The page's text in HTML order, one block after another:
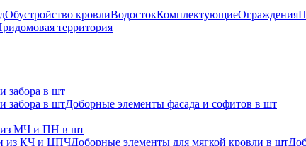
Обустройство кровлиВодостокКомплектующиеОграждения
территория
забора в шт
забора в штДоборные элементы фасада и софитов в шт
из МЧ и ПН в шт
из КЧ и ЦПЧДоборные элементы для мягкой кровли в шт